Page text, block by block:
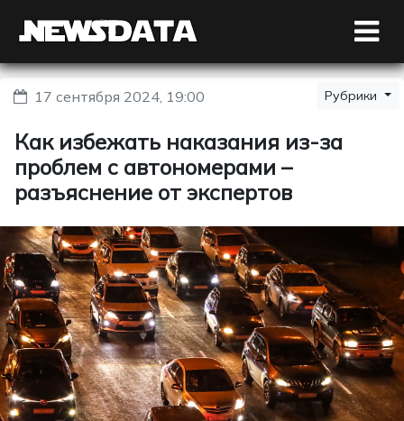
17 сентября 2024, 19:00 Рубрики
Как избежать наказания из-за
проблем с автономерами –
разъяснение от экспертов